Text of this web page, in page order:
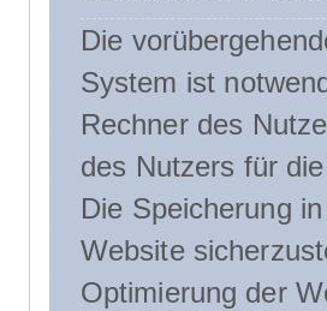
Die
System ist
Rechner des
des Nutzers für
Die Speicherung
Website
Optimierung der